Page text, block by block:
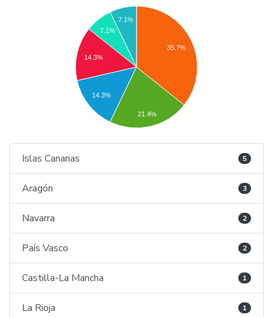
35.7%
7.1%
7.1%
14.3%
14.3%
21.4%
Islas Canarias 5
Aragón 3
Navarra 2
País Vasco 2
Castilla-La Mancha 1
La Rioja 1